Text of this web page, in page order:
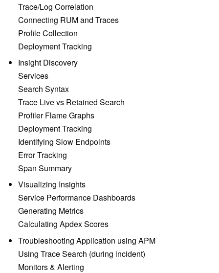
Trace/Log Correlation
Connecting RUM and Traces
Profile Collection
Deployment Tracking
Insight Discovery
Services
Search Syntax
Trace Live vs Retained Search
Profiler Flame Graphs
Deployment Tracking
Identifying Slow Endpoints
Error Tracking
Span Summary
Visualizing Insights
Service Performance Dashboards
Generating Metrics
Calculating Apdex Scores
Troubleshooting Application using APM
Using Trace Search (during incident)
Monitors & Alerting